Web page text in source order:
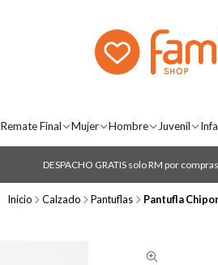
Remate Final Mujer Hombre Juvenil
DESPACHO GRATIS solo RM por
Inicio Calzado Pantuflas Pantufla